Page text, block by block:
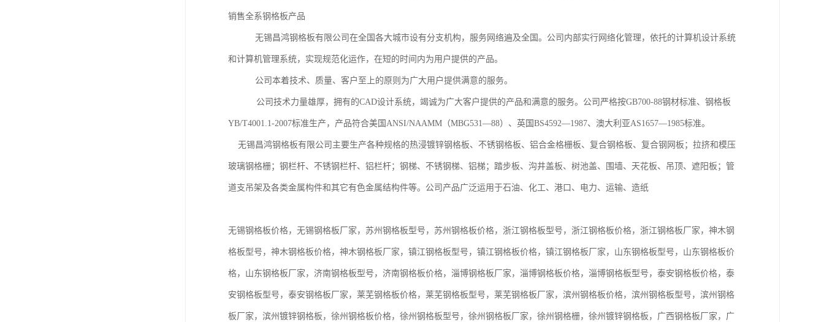
销售全系钢格板产品
无锡昌鸿钢格板有限公司在全国各大城市设有分支机构，服务网络遍及全国。公司内部实行网络化管理，依托的计算机设计系统
和计算机管理系统，实现规范化运作，在短的时间内为用户提供的产品。
公司本着技术、质量、客户至上的原则为广大用户提供满意的服务。
公司技术力量雄厚，拥有的CAD设计系统，竭诚为广大客户提供的产品和满意的服务。公司严格按GB700-88钢材标准、钢格板
YB/T4001.1-2007标准生产，产品符合美国ANSI/NAAMM（MBG531—88）、英国BS4592—1987、澳大利亚AS1657—1985标准。
无锡昌鸿钢格板有限公司主要生产各种规格的热浸镀锌钢格板、不锈钢格板、铝合金格栅板、复合钢格板、复合钢网板；拉挤和模压
玻璃钢格栅；钢栏杆、不锈钢栏杆、铝栏杆；钢梯、不锈钢梯、铝梯；踏步板、沟井盖板、树池盖、围墙、天花板、吊顶、遮阳板；管
道支吊架及各类金属构件和其它有色金属结构件等。公司产品广泛运用于石油、化工、港口、电力、运输、造纸
无锡钢格板价格，无锡钢格板厂家，苏州钢格板型号，苏州钢格板价格，浙江钢格板型号，浙江钢格板价格，浙江钢格板厂家，神木钢
格板型号，神木钢格板价格，神木钢格板厂家，镇江钢格板型号，镇江钢格板价格，镇江钢格板厂家，山东钢格板型号，山东钢格板价
格，山东钢格板厂家，济南钢格板型号，济南钢格板价格，淄博钢格板厂家，淄博钢格板价格，淄博钢格板型号，泰安钢格板价格，泰
安钢格板型号，泰安钢格板厂家，莱芜钢格板价格，莱芜钢格板型号，莱芜钢格板厂家，滨州钢格板价格，滨州钢格板型号，滨州钢格
板厂家，滨州镀锌钢格板，徐州钢格板价格，徐州钢格板型号，徐州钢格板厂家，徐州钢格栅，徐州镀锌钢格板，广西钢格板厂家，广